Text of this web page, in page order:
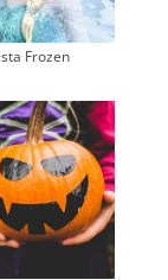
Frozen